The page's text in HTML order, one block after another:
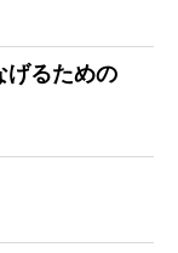
るための